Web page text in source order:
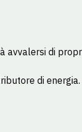
avvalersi di
di energia.